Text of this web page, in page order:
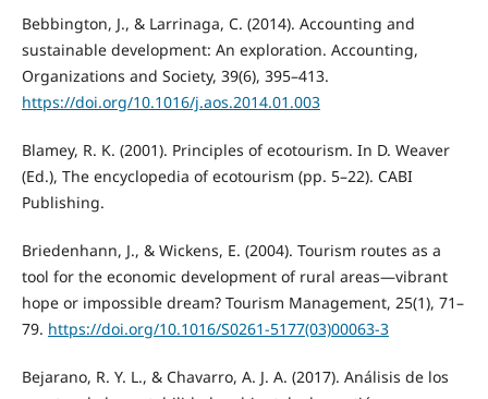
Bebbington, J., & Larrinaga, C. (2014). Accounting and
sustainable development: An exploration. Accounting,
Organizations and Society, 39(6), 395–413.
https://doi.org/10.1016/j.aos.2014.01.003
Blamey, R. K. (2001). Principles of ecotourism. In D. Weaver
(Ed.), The encyclopedia of ecotourism (pp. 5–22). CABI
Publishing.
Briedenhann, J., & Wickens, E. (2004). Tourism routes as a
tool for the economic development of rural areas—vibrant
hope or impossible dream? Tourism Management, 25(1), 71–
79. https://doi.org/10.1016/S0261-5177(03)00063-3
Bejarano, R. Y. L., & Chavarro, A. J. A. (2017). Análisis de los